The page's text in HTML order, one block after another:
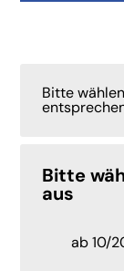
Bitte
Bitte
aus
ab 10/